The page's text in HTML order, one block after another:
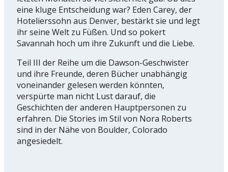
eine kluge Entscheidung war? Eden Carey, der
Hotelierssohn aus Denver, bestärkt sie und legt
ihr seine Welt zu Füßen. Und so pokert
Savannah hoch um ihre Zukunft und die Liebe.
Teil III der Reihe um die Dawson-Geschwister
und ihre Freunde, deren Bücher unabhängig
voneinander gelesen werden könnten,
verspürte man nicht Lust darauf, die
Geschichten der anderen Hauptpersonen zu
erfahren. Die Stories im Stil von Nora Roberts
sind in der Nähe von Boulder, Colorado
angesiedelt.